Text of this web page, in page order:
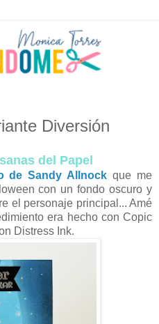
Diversión
del Papel
de Sandy Allnock que me
con un fondo oscuro y
el personaje principal... Amé
era hecho con Copic
Distress Ink.